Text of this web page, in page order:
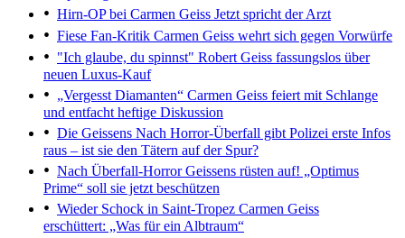
Hirn-OP bei Carmen Geiss Jetzt spricht der Arzt
Fiese Fan-Kritik Carmen Geiss wehrt sich gegen Vorwürfe
"Ich glaube, du spinnst" Robert Geiss fassungslos über
neuen Luxus-Kauf
„Vergesst Diamanten“ Carmen Geiss feiert mit Schlange
und entfacht heftige Diskussion
Die Geissens Nach Horror-Überfall gibt Polizei erste Infos
raus – ist sie den Tätern auf der Spur?
Nach Überfall-HorrorGeissens rüsten auf! „Optimus
Prime“ soll sie jetzt beschützen
Wieder Schock in Saint-Tropez Carmen Geiss
erschüttert: „Was für ein Albtraum“